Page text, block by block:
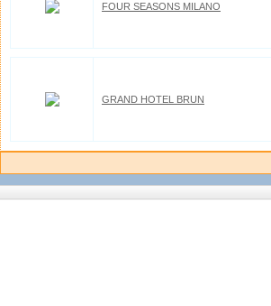
FOUR SEASONS MILANO
GRAND HOTEL BRUN